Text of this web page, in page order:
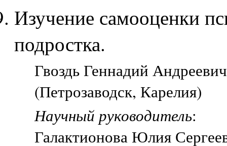
Изучение самооценки
подростка.
Гвоздь Геннадий
(Петрозаводск, Карелия)
Научный руководитель:
Галактионова Юлия